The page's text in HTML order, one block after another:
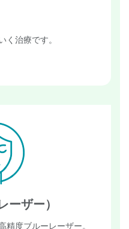
く治療です。
ーザー）
精度ブルーレーザー。